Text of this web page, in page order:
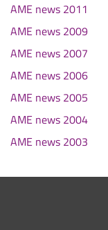
AME news 2011
AME news 2009
AME news 2007
AME news 2006
AME news 2005
AME news 2004
AME news 2003